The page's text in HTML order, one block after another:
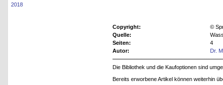
2018
Copyright:
©
Quelle:
Seiten:
4
Autor:
Dr.
Die Bibliothek und die Kaufoptionen sind
Bereits erworbene Artikel können weiterhin